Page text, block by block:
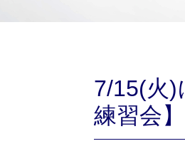
7/15(火)
練習会